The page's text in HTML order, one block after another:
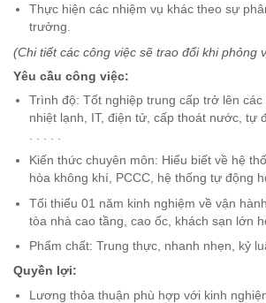
Thực hiện các nhiệm vụ khác theo sự
trưởng.
(Chi tiết các công việc sẽ trao đổi khi phỏng
Yêu cầu công việc:
Trình độ: Tốt nghiệp trung cấp trở lên các
nhiệt lạnh, IT, điện tử, cấp thoát nước, tự
Kiến thức chuyên môn: Hiểu biết về hệ
hòa không khí, PCCC, hệ thống tự động
Tối thiểu 01 năm kinh nghiệm về vận
tòa nhà cao tầng, cao ốc, khách sạn lớn
Phẩm chất: Trung thực, nhanh nhẹn, kỷ
Quyền lợi:
Lương thỏa thuận phù hợp với kinh